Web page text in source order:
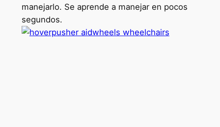
manejarlo. Se aprende a manejar en pocos
segundos.